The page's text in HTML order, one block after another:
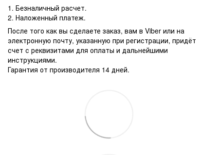
1. Безналичный расчет.
2. Наложенный платеж.
После того как вы сделаете заказ, вам в Viber или на
электронную почту, указанную при регистрации, придёт
счет с реквизитами для оплаты и дальнейшими
инструкциями.
Гарантия от производителя 14 дней.